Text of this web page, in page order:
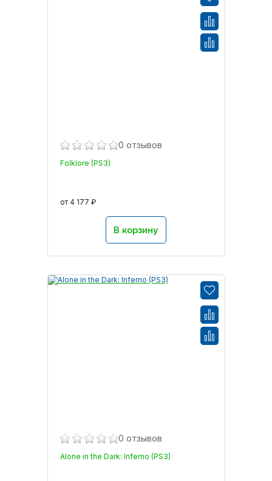
0 отзывов
Folklore (PS3)
от 4 177 ₽
В корзину
0 отзывов
Alone in the Dark: Inferno (PS3)